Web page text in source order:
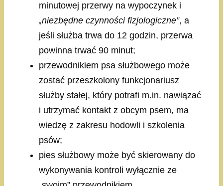
minutowej przerwy na wypoczynek i
„niezbędne czynności fizjologiczne”, a
jeśli służba trwa do 12 godzin, przerwa
powinna trwać 90 minut;
przewodnikiem psa służbowego może
zostać przeszkolony funkcjonariusz
służby stałej, który potrafi m.in. nawiązać
i utrzymać kontakt z obcym psem, ma
wiedzę z zakresu hodowli i szkolenia
psów;
pies służbowy może być skierowany do
wykonywania kontroli wyłącznie ze